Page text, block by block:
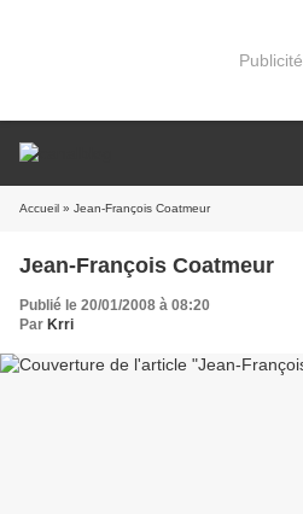
Publicité
Accueil » Jean-François Coatmeur
Jean-François Coatmeur
Publié le 20/01/2008 à 08:20
Par Krri